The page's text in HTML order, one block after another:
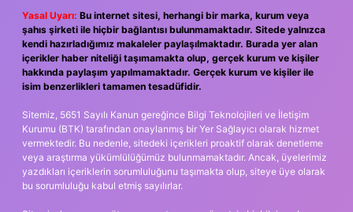
Yasal Uyarı: Bu internet sitesi, herhangi bir marka, kurum veya
şahıs şirketi ile hiçbir bağlantısı bulunmamaktadır. Sitede yalnızca
kendi hazırladığımız makaleler paylaşılmaktadır. Burada yer alan
içerikler haber niteliği taşımamakta olup, gerçek kurum ve kişiler
hakkında paylaşım yapılmamaktadır. Gerçek kurum ve kişiler ile
isim benzerlikleri tamamen tesadüfidir.
Sitemiz, 5651 Sayılı Kanun gereğince Bilgi Teknolojileri ve İletişim
Kurumu (BTK) tarafından onaylanmış bir Yer Sağlayıcı olarak hizmet
vermektedir. Bu nedenle, sitedeki içerikleri proaktif olarak denetleme
veya araştırma yükümlülüğümüz bulunmamaktadır. Ancak, üyelerimiz
yazdıkları içeriklerin sorumluluğunu taşımakta olup, siteye üye olarak
bu sorumluluğu kabul etmiş sayılırlar.